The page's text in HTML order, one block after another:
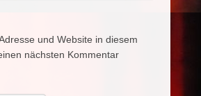
und Website in diesem
nächsten Kommentar